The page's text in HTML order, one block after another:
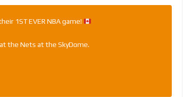
1ST EVER NBA game!
the Nets at the SkyDome.